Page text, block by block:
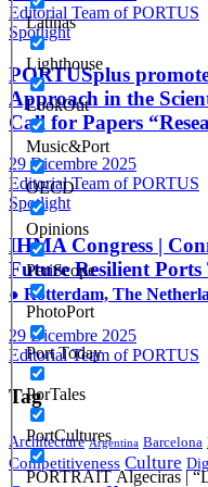
Latinas
Lighthouse
LookOut
Music&Port
OECD
Opinions
PeriScope
PhotoPort
Port Today
PorTales
PortCultures
PORTRAIT Algeciras |
Editorial Team of PORTUS
Spotlight
PORTUSplus
Approach in the
Call for Papers
29 Dicembre 2025
Editorial Team of PORTUS
Spotlight
IHMA Congress |
Future Resilient Ports
● Rotterdam, The
29 Dicembre 2025
Editorial Team of PORTUS
Tag
Architecture Argentina Barcelona
Competitiveness Culture